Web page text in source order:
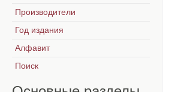
Производители
Год издания
Алфавит
Поиск